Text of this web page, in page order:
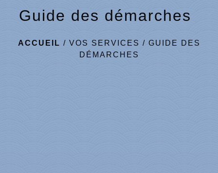
Guide des démarches
ACCUEIL / VOS SERVICES / GUIDE DES
DÉMARCHES